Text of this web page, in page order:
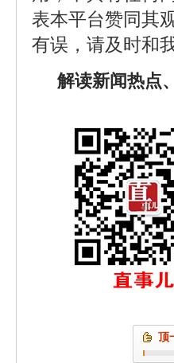
表本平台赞同其
有误，请及时和
解读新闻热点
顶